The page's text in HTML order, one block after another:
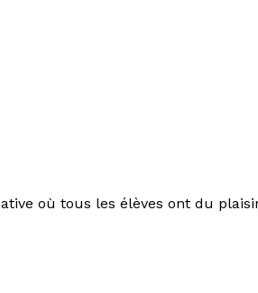
où tous les élèves ont du